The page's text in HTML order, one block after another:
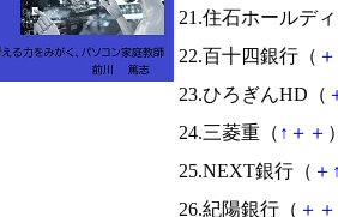
21.住石ホールデ
22.百十四銀行（ ＋
23.ひろぎんHD（
24.三菱重（ ↑ ＋ ＋
25.NEXT銀行（ ＋
26.紀陽銀行（ ＋ ＋